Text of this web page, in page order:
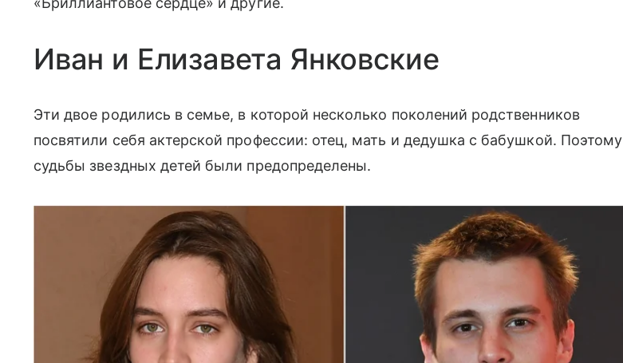
Иван и Елизавета Янковские
Эти двое родились в семье, в которой несколько поколений родственников
посвятили себя актерской профессии: отец, мать и дедушка с бабушкой. Поэтому
судьбы звездных детей были предопределены.